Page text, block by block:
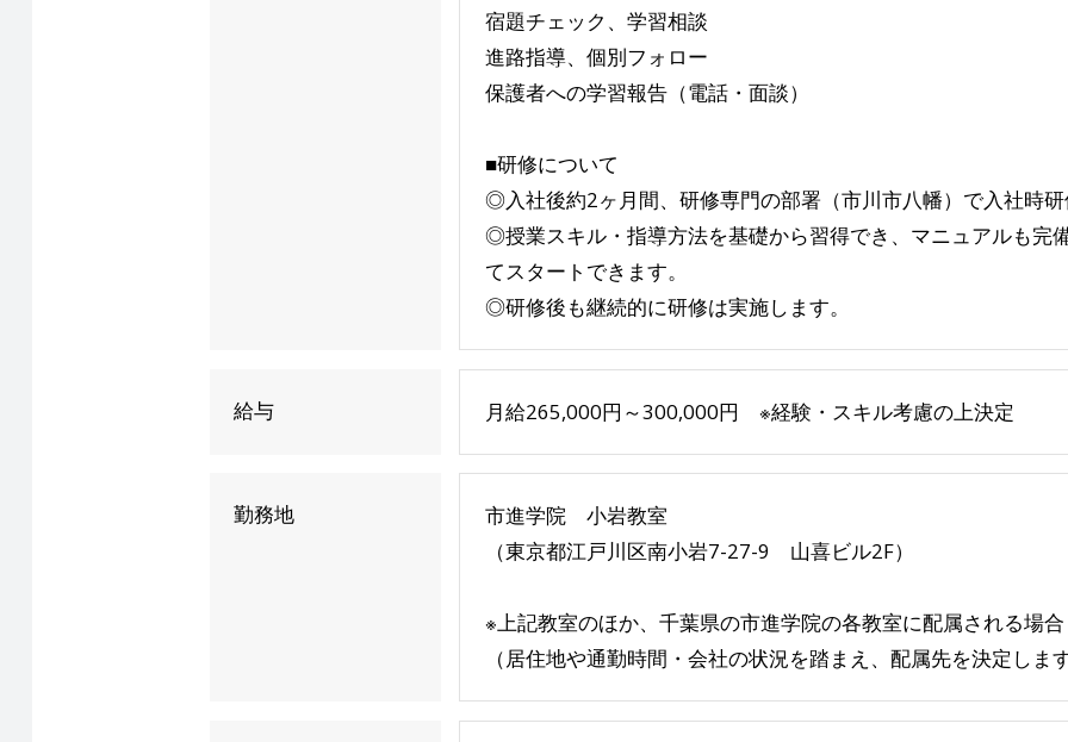
宿題チェック、学習相談
進路指導、個別フォロー
保護者への学習報告（電話・面談）
■研修について
◎入社後約2ヶ月間、研修専門の部署（市川市八幡）で入社時
◎授業スキル・指導方法を基礎から習得でき、マニュアルも完
てスタートできます。
◎研修後も継続的に研修は実施します。
給与 月給265,000円～300,000円 ※経験・スキル考慮の上決定
勤務地
市進学院 小岩教室
（東京都江戸川区南小岩7-27-9 山喜ビル2F）
※上記教室のほか、千葉県の市進学院の各教室に配属される場
（居住地や通勤時間・会社の状況を踏まえ、配属先を決定しま